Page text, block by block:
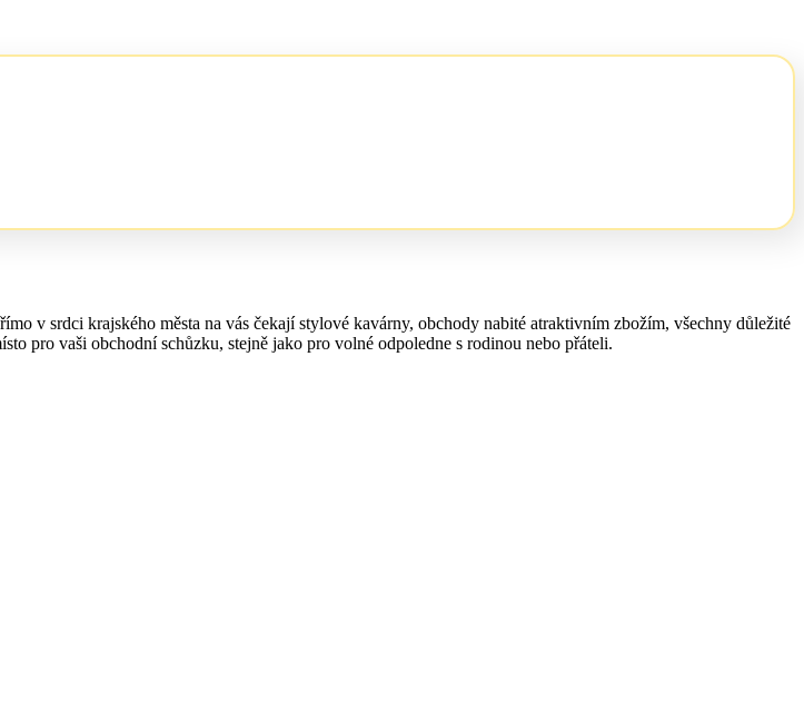
v srdci krajského města na vás čekají stylové kavárny, obchody nabité atraktivním zbožím, všechny důležité
pro vaši obchodní schůzku, stejně jako pro volné odpoledne s rodinou nebo přáteli.